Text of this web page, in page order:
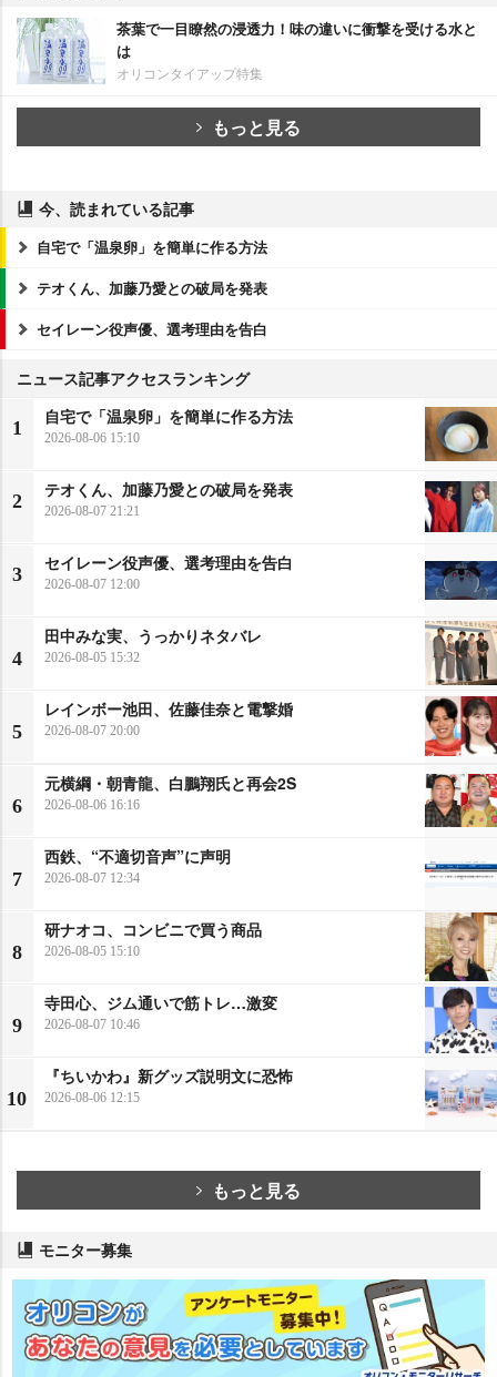
茶葉で一目瞭然の浸透力！味の違いに衝撃を受ける水と
は
オリコンタイアップ特集
もっと見る
今、読まれている記事
自宅で「温泉卵」を簡単に作る方法
テオくん、加藤乃愛との破局を発表
セイレーン役声優、選考理由を告白
ニュース記事アクセスランキング
1
自宅で「温泉卵」を簡単に作る方法
2026-08-06 15:10
2
テオくん、加藤乃愛との破局を発表
2026-08-07 21:21
3
セイレーン役声優、選考理由を告白
2026-08-07 12:00
4
田中みな実、うっかりネタバレ
2026-08-05 15:32
5
レインボー池田、佐藤佳奈と電撃婚
2026-08-07 20:00
6
元横綱・朝青龍、白鵬翔氏と再会2S
2026-08-06 16:16
7
西鉄、“不適切音声”に声明
2026-08-07 12:34
8
研ナオコ、コンビニで買う商品
2026-08-05 15:10
9
寺田心、ジム通いで筋トレ…激変
2026-08-07 10:46
10
『ちいかわ』新グッズ説明文に恐怖
2026-08-06 12:15
もっと見る
モニター募集